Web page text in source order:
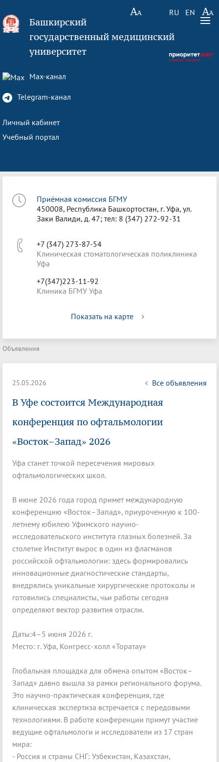
RU EN
Башкирский
государственный медицинский
университет
Max-канал
Telegram-канал
Личный кабинет
Учебный портал
Приёмная комиссия БГМУ
450008, Республика Башкортостан, г. Уфа, ул.
Заки Валиди, д. 47; тел: 8 (347) 272-92-31
+7 (347) 273-87-54
Клиническая стоматологическая поликлиника
Уфа
+7(347)223-11-92
Клиника БГМУ Уфа
Показать на карте
Объявления
25.05.2026 Все объявления
В Уфе состоится Международная
конференция по офтальмологии
«Восток–Запад» 2026
Уфа станет точкой пересечения мировых
офтальмологических школ.
В июне 2026 года город примет международную
конференцию «Восток–Запад», приуроченную к 100-
летнему юбилею Уфимского научно-
исследовательского института глазных болезней. За
столетие Институт вырос в один из флагманов
российской офтальмологии: здесь формировались
инновационные диагностические стандарты,
внедрялись уникальные хирургические протоколы и
готовились специалисты, чьи работы сегодня
определяют вектор развития отрасли.
Даты:4–5 июня 2026 г.
Место: г. Уфа, Конгресс-холл «Торатау»
Глобальная площадка для обмена опытом «Восток–
Запад» давно вышла за рамки регионального форума.
Это научно-практическая конференция, где
клиническая экспертиза встречается с передовыми
технологиями. В работе конференции примут участие
ведущие офтальмологи и исследователи из 17 стран
мира:
- Россия и страны СНГ: Узбекистан, Казахстан,